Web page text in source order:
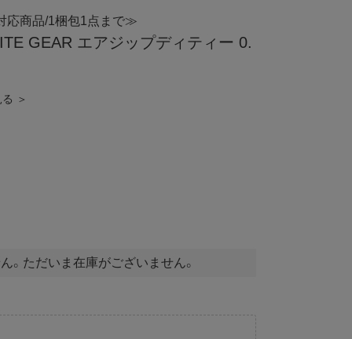
応商品/1梱包1点まで≫
GEAR エアジップディティー 0.
＞
。ただいま在庫がございません。